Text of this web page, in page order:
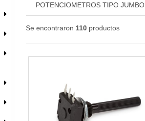
POTENCIOMETROS TIPO JUMBO
Se encontraron 110 productos